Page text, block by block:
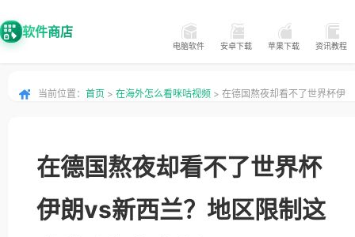
软件商店
电脑软件 安卓下载 苹果下载 资讯教程
当前位置： 首页 > 在海外怎么看咪咕视频 > 在德国熬夜却看不了世界杯伊
在德国熬夜却看不了世界杯
伊朗vs新西兰？地区限制这